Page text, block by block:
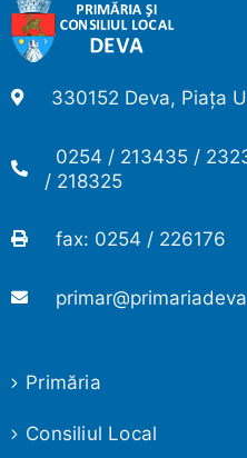
330152 Deva, Piața
0254 / 213435 /
/ 218325
fax: 0254 / 226176
Primăria
Consiliul Local